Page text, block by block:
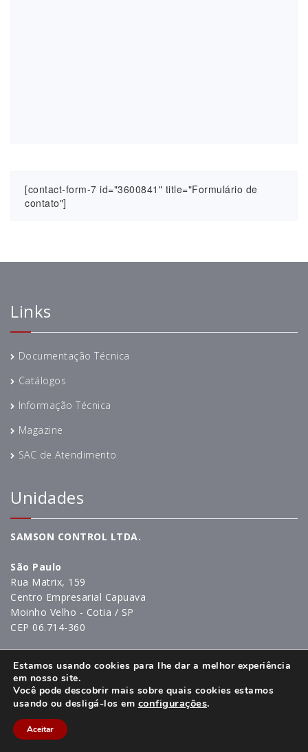
[contact-form-7 id="3600841" title="Formulário de
contato"]
Links
Documentação Técnica
Catálogos
Informação Técnica
Magazine
SAC de Atendimento
Unidades
SAMSON CONTROL LTDA.
São Paulo
Rua Matrix, 159
Centro Empresarial Capuava
Moinho Velho - Cotia / SP
CEP 06.714-360
+55 11 4617-8187
service-sp-br@samsongroup.com
________________
Bahia
Estamos usando cookies para lhe dar a melhor experiência
em nosso site.
Você pode descobrir mais sobre quais cookies estamos
usando ou desligá-los em configurações.
Aceitar